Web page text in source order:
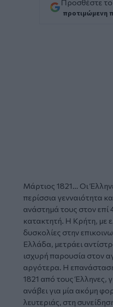
Προσθέστε το
προτιμώμενη
Μάρτιος 1821… Οι
περίσσια γενναιότητα
ανάστημά τους στον επί
κατακτητή. Η Κρήτη, με
δυσκολίες στην
Ελλάδα, μετράει
ισχυρή παρουσία στον
αργότερα. Η
1821 από τους Έλληνες,
ανάβει για μία ακόμη
λευτεριάς, στη